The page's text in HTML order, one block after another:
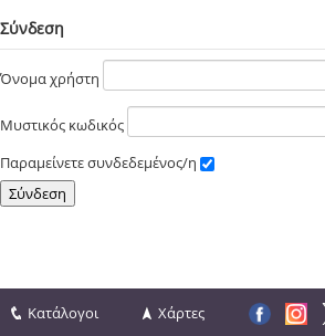
Σύνδεση
Όνομα χρήστη
Μυστικός κωδικός
Παραμείνετε συνδεδεμένος/η
Κατάλογοι Χάρτες